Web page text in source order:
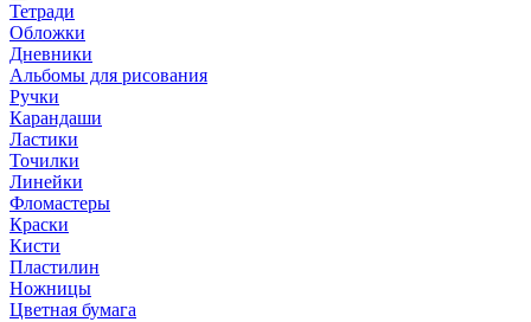
Тетради
Обложки
Дневники
Альбомы для рисования
Ручки
Карандаши
Ластики
Точилки
Линейки
Фломастеры
Краски
Кисти
Пластилин
Ножницы
Цветная бумага